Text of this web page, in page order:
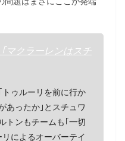
マクラーレンはスチ
ゥルーリを前に行か
あったか｣とスチュワ
トンもチームも｢一切
によるオーバーテイ